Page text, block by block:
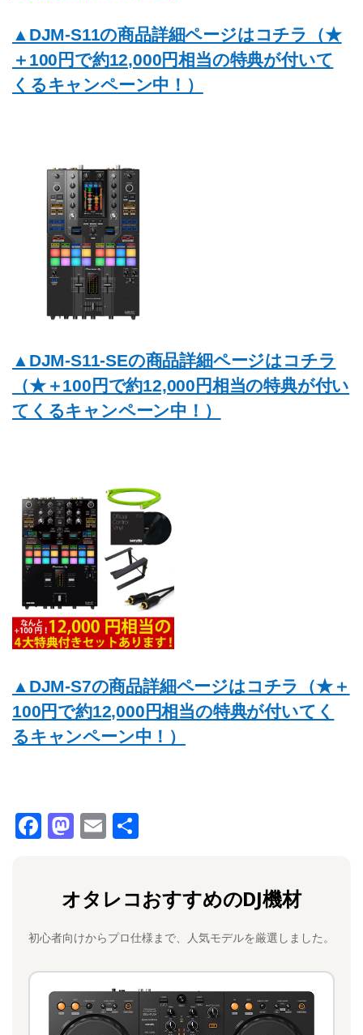
▲DJM-S11の商品詳細ページはコチラ（★
＋100円で約12,000円相当の特典が付いて
くるキャンペーン中！）
▲DJM-S11-SEの商品詳細ページはコチラ
（★＋100円で約12,000円相当の特典が付い
てくるキャンペーン中！）
▲DJM-S7の商品詳細ページはコチラ（★＋
100円で約12,000円相当の特典が付いてく
るキャンペーン中！）
F
b
o
o
k
M
o
d
o
n
E
l
オタレコおすすめのDJ機材
初心者向けからプロ仕様まで、人気モデルを厳選しました。